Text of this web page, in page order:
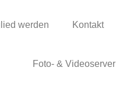
werden Kontakt
Foto- & Videoserver